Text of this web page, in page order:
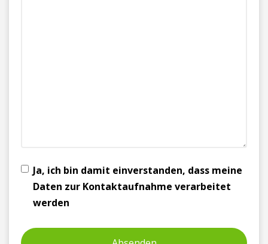
Ja, ich bin damit einverstanden, dass meine
Daten zur Kontaktaufnahme verarbeitet
werden